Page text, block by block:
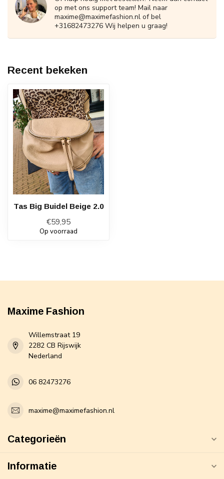
op met ons support team! Mail naar
maxime@maximefashion.nl of bel
+31682473276 Wij helpen u graag!
Recent bekeken
Tas Big Buidel Beige 2.0
€59,95
Op voorraad
Maxime Fashion
Willemstraat 19
2282 CB Rijswijk
Nederland
06 82473276
maxime@maximefashion.nl
Categorieën
Informatie